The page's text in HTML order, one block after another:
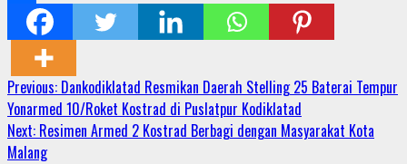
Share
Continue
Reading
Previous: Dankodiklatad Resmikan Daerah Stelling 25 Baterai Tempur
Yonarmed 10/Roket Kostrad di Puslatpur Kodiklatad
Next: Resimen Armed 2 Kostrad Berbagi dengan Masyarakat Kota
Malang